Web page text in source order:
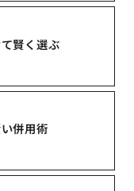
賢く選ぶ
併用術